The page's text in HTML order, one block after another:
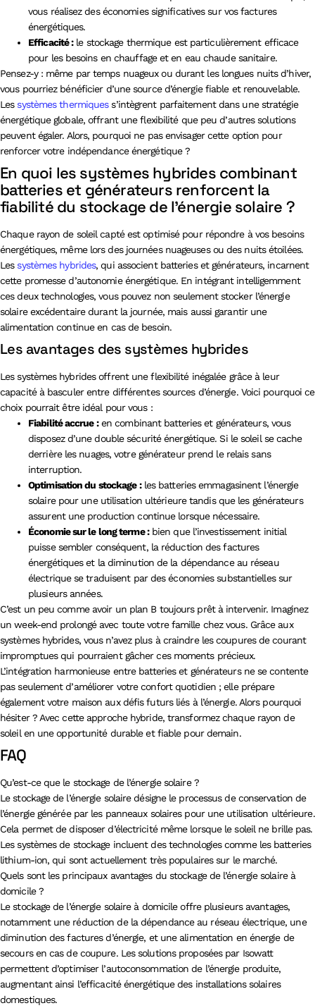
vous réalisez des économies significatives sur vos factures
énergétiques.
Efficacité :le stockage thermique est particulièrement efficace
pour les besoins en chauffage et en eau chaude sanitaire.
Pensez-y : même par temps nuageux ou durant les longues nuits d’hiver,
vous pourriez bénéficier d’une source d’énergie fiable et renouvelable.
Lessystèmes thermiquess’intègrent parfaitement dans une stratégie
énergétique globale, offrant une flexibilité que peu d’autres solutions
peuvent égaler. Alors, pourquoi ne pas envisager cette option pour
renforcer votre indépendance énergétique ?
En quoi les systèmes hybrides combinant
batteries et générateurs renforcent la
fiabilité du stockage de l’énergie solaire ?
Chaque rayon de soleil capté est optimisé pour répondre à vos besoins
énergétiques, même lors des journées nuageuses ou des nuits étoilées.
Lessystèmes hybrides, qui associent batteries et générateurs, incarnent
cette promesse d’autonomie énergétique. En intégrant intelligemment
ces deux technologies, vous pouvez non seulement stocker l’énergie
solaire excédentaire durant la journée, mais aussi garantir une
alimentation continue en cas de besoin.
Les avantages des systèmes hybrides
Les systèmes hybrides offrent une flexibilité inégalée grâce à leur
capacité à basculer entre différentes sources d’énergie. Voici pourquoi ce
choix pourrait être idéal pour vous :
Fiabilité accrue :en combinant batteries et générateurs, vous
disposez d’une double sécurité énergétique. Si le soleil se cache
derrière les nuages, votre générateur prend le relais sans
interruption.
Optimisation du stockage :les batteries emmagasinent l’énergie
solaire pour une utilisation ultérieure tandis que les générateurs
assurent une production continue lorsque nécessaire.
Économie sur le long terme :bien que l’investissement initial
puisse sembler conséquent, la réduction des factures
énergétiques et la diminution de la dépendance au réseau
électrique se traduisent par des économies substantielles sur
plusieurs années.
C’est un peu comme avoir un plan B toujours prêt à intervenir. Imaginez
un week-end prolongé avec toute votre famille chez vous. Grâce aux
systèmes hybrides, vous n’avez plus à craindre les coupures de courant
impromptues qui pourraient gâcher ces moments précieux.
L’intégration harmonieuse entre batteries et générateurs ne se contente
pas seulement d’améliorer votre confort quotidien ; elle prépare
également votre maison aux défis futurs liés à l’énergie. Alors pourquoi
hésiter ? Avec cette approche hybride, transformez chaque rayon de
soleil en une opportunité durable et fiable pour demain.
FAQ
Qu’est-ce que le stockage de l’énergie solaire ?
Le stockage de l’énergie solaire désigne le processus de conservation de
l’énergie générée par les panneaux solaires pour une utilisation ultérieure.
Cela permet de disposer d’électricité même lorsque le soleil ne brille pas.
Les systèmes de stockage incluent des technologies comme les batteries
lithium-ion, qui sont actuellement très populaires sur le marché.
Quels sont les principaux avantages du stockage de l’énergie solaire à
domicile ?
Le stockage de l’énergie solaire à domicile offre plusieurs avantages,
notamment une réduction de la dépendance au réseau électrique, une
diminution des factures d’énergie, et une alimentation en énergie de
secours en cas de coupure. Les solutions proposées par Isowatt
permettent d’optimiser l’autoconsommation de l’énergie produite,
augmentant ainsi l’efficacité énergétique des installations solaires
domestiques.